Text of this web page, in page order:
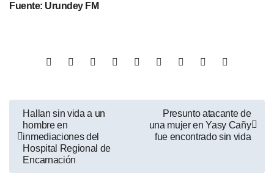
Fuente: Urundey FM
Hallan sin vida a un
hombre en
inmediaciones del
Hospital Regional de
Encarnación
Presunto atacante de
una mujer en Yasy Cañy
fue encontrado sin vida